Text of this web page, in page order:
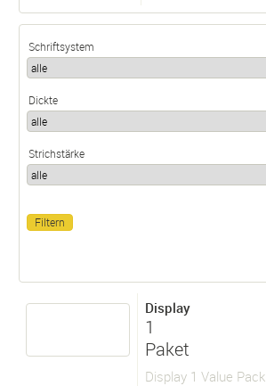
Schriftsystem
Dickte
Strichstärke
Display
1
Paket
Display 1 Value Pack